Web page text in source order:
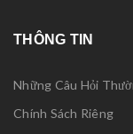
THÔNG TIN
Những Câu Hỏi
Chính Sách Riêng